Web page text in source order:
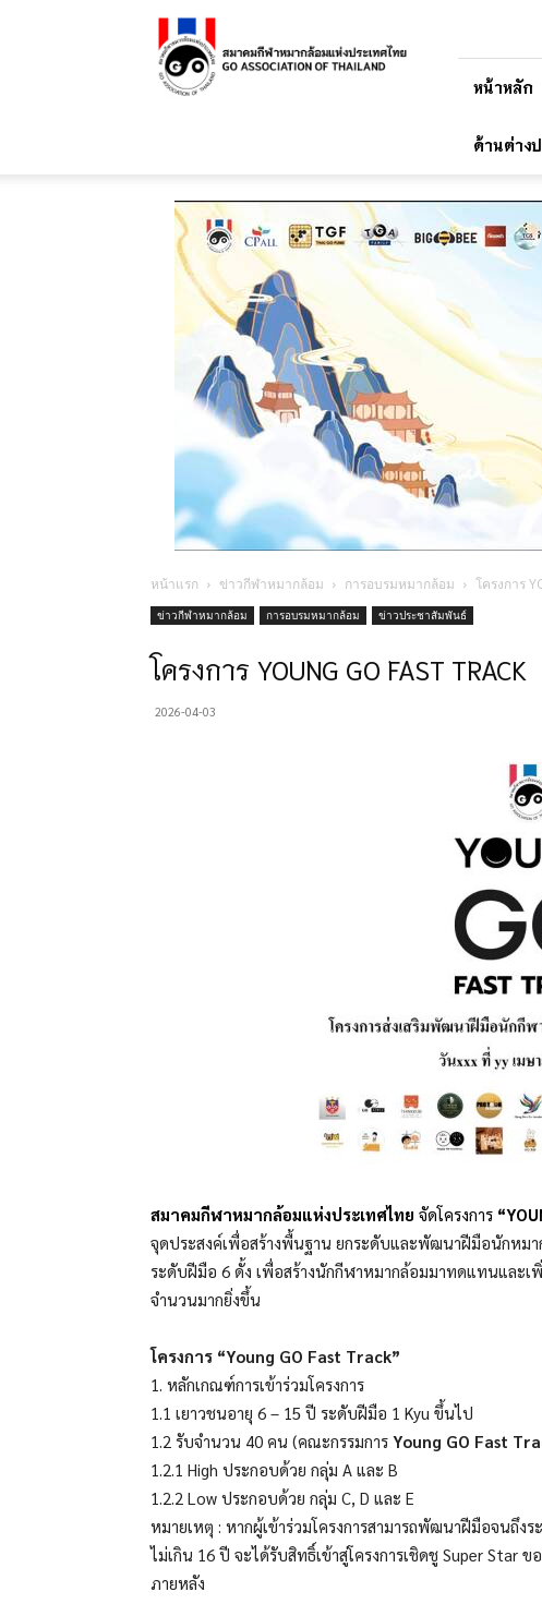
สมาคม
กีฬา
หมาก
ล้อม
หน้าหลัก
ด้านต่าง
หน้าแรก ข่าวกีฬาหมากล้อม การอบรมหมากล้อม โครงการ
ข่าวกีฬาหมากล้อม การอบรมหมากล้อม ข่าวประชาสัมพันธ์
โครงการ YOUNG GO FAST TRACK
2026-04-03
สมาคมกีฬาหมากล้อมแห่งประเทศไทย จัดโครงการ
จุดประสงค์เพื่อสร้างพื้นฐาน ยกระดับและพัฒนาฝีมือนักหม
ระดับฝีมือ 6 ดั้ง เพื่อสร้างนักกีฬาหมากล้อมมาทดแทนและ
จำนวนมากยิ่งขึ้น
โครงการ “Young GO Fast Track”
1. หลักเกณฑ์การเข้าร่วมโครงการ
1.1 เยาวชนอายุ 6 – 15 ปี ระดับฝีมือ 1 Kyu ขึ้นไป
1.2 รับจำนวน 40 คน (คณะกรรมการ Young GO Fast
1.2.1 High ประกอบด้วย กลุ่ม A และ B
1.2.2 Low ประกอบด้วย กลุ่ม C, D และ E
หมายเหตุ : หากผู้เข้าร่วมโครงการสามารถพัฒนาฝีมือจนถึง
ไม่เกิน 16 ปี จะได้รับสิทธิ์เข้าสู่โครงการเชิดชู Super Star
ภายหลัง